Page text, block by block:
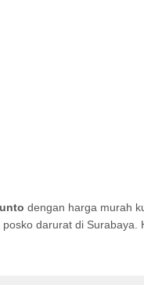
dengan harga murah
darurat di Surabaya.